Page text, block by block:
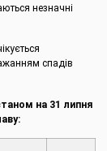
незначні
спадів
на 31 липня